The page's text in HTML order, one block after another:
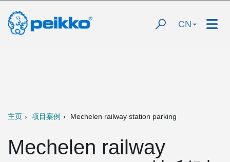
CN
主页 项目案例 Mechelen railway station parking
Mechelen railway